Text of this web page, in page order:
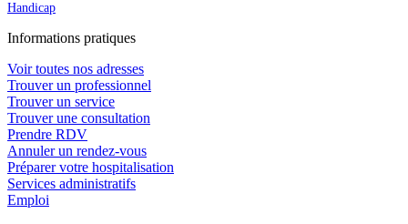
Handicap
Informations pratiques
Voir toutes nos adresses
Trouver un professionnel
Trouver un service
Trouver une consultation
Prendre RDV
Annuler un rendez-vous
Préparer votre hospitalisation
Services administratifs
Emploi​